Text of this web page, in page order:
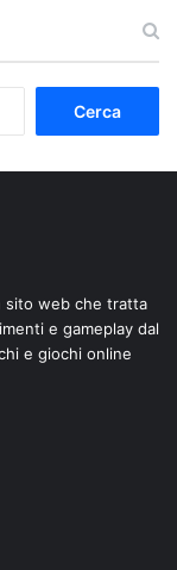
sito web che tratta
e gameplay dal
e giochi online